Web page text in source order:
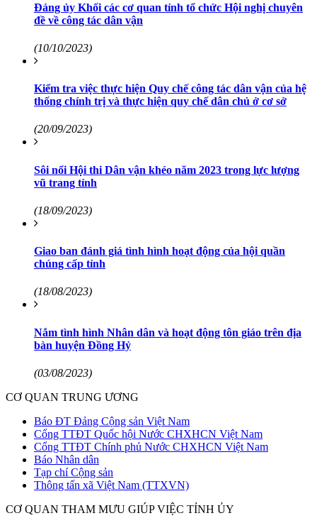
Đảng ủy Khối các cơ quan tỉnh tổ chức Hội nghị chuyên
đề về công tác dân vận
(10/10/2023)
Kiểm tra việc thực hiện Quy chế công tác dân vận của hệ
thống chính trị và thực hiện quy chế dân chủ ở cơ sở
(20/09/2023)
Sôi nổi Hội thi Dân vận khéo năm 2023 trong lực lượng
vũ trang tỉnh
(18/09/2023)
Giao ban đánh giá tình hình hoạt động của hội quần
chúng cấp tỉnh
(18/08/2023)
Nắm tình hình Nhân dân và hoạt động tôn giáo trên địa
bàn huyện Đồng Hỷ
(03/08/2023)
CƠ QUAN TRUNG ƯƠNG
Báo ĐT Đảng Cộng sản Việt Nam
Cổng TTĐT Quốc hội Nước CHXHCN Việt Nam
Cổng TTĐT Chính phủ Nước CHXHCN Việt Nam
Báo Nhân dân
Tạp chí Cộng sản
Thông tấn xã Việt Nam (TTXVN)
CƠ QUAN THAM MƯU GIÚP VIỆC TỈNH ỦY